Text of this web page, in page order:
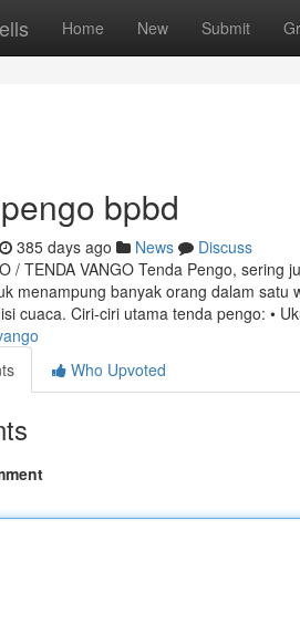
Home New Submit
bpbd
385 days ago News
Discuss
/ TENDA VANGO Tenda Pengo,
menampung banyak orang dalam
cuaca. Ciri-ciri utama tenda pengo: •
Who Upvoted